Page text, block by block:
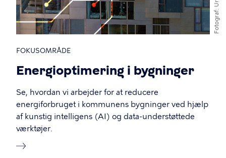
Fotograf
FOKUSOMRÅDE
Energioptimering i bygninger
Se, hvordan vi arbejder for at reducere
energiforbruget i kommunens bygninger ved hjælp
af kunstig intelligens (AI) og data-understøttede
værktøjer.